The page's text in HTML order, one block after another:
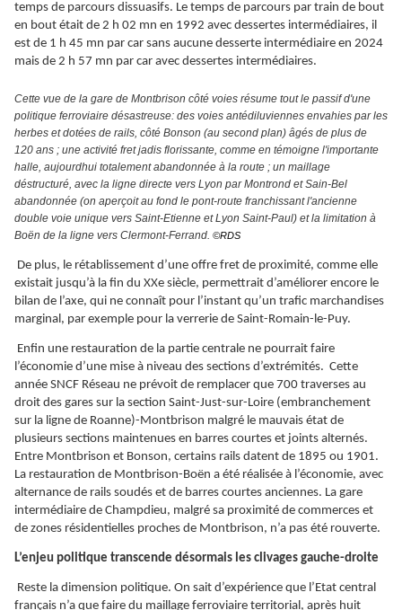
temps de parcours dissuasifs. Le temps de parcours par train de bout
en bout était de 2 h 02 mn en 1992 avec dessertes intermédiaires, il
est de 1 h 45 mn par car sans aucune desserte intermédiaire en 2024
mais de 2 h 57 mn par car avec dessertes intermédiaires.
Cette vue de la gare de Montbrison côté voies résume tout le passif d'une
politique ferroviaire désastreuse: des voies antédiluviennes envahies par les
herbes et dotées de rails, côté Bonson (au second plan) âgés de plus de
120 ans ; une activité fret jadis florissante, comme en témoigne l'importante
halle, aujourdhui totalement abandonnée à la route ; un maillage
déstructuré, avec la ligne directe vers Lyon par Montrond et Sain-Bel
abandonnée (on aperçoit au fond le pont-route franchissant l'ancienne
double voie unique vers Saint-Etienne et Lyon Saint-Paul) et la limitation à
Boën de la ligne vers Clermont-Ferrand. ©RDS
De plus, le rétablissement d’une offre fret de proximité, comme elle
existait jusqu’à la fin du XXe siècle, permettrait d’améliorer encore le
bilan de l’axe, qui ne connaît pour l’instant qu’un trafic marchandises
marginal, par exemple pour la verrerie de Saint-Romain-le-Puy.
Enfin une restauration de la partie centrale ne pourrait faire
l’économie d’une mise à niveau des sections d’extrémités. Cette
année SNCF Réseau ne prévoit de remplacer que 700 traverses au
droit des gares sur la section Saint-Just-sur-Loire (embranchement
sur la ligne de Roanne)-Montbrison malgré le mauvais état de
plusieurs sections maintenues en barres courtes et joints alternés.
Entre Montbrison et Bonson, certains rails datent de 1895 ou 1901.
La restauration de Montbrison-Boën a été réalisée à l’économie, avec
alternance de rails soudés et de barres courtes anciennes. La gare
intermédiaire de Champdieu, malgré sa proximité de commerces et
de zones résidentielles proches de Montbrison, n’a pas été rouverte.
L’enjeu politique transcende désormais les clivages gauche-droite
Reste la dimension politique. On sait d’expérience que l’Etat central
français n’a que faire du maillage ferroviaire territorial, après huit